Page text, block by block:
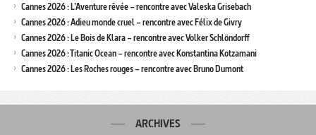
Cannes 2026 : L’Aventure rêvée – rencontre avec Valeska Grisebach
Cannes 2026 : Adieu monde cruel – rencontre avec Félix de Givry
Cannes 2026 : Le Bois de Klara – rencontre avec Volker Schlöndorff
Cannes 2026 : Titanic Ocean – rencontre avec Konstantina Kotzamani
Cannes 2026 : Les Roches rouges – rencontre avec Bruno Dumont
ARCHIVES